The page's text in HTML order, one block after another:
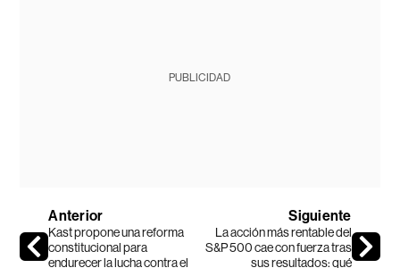
PUBLICIDAD
Anterior
Kast propone una reforma
constitucional para
endurecer la lucha contra el
Siguiente
La acción más rentable del
S&P 500 cae con fuerza tras
sus resultados: qué